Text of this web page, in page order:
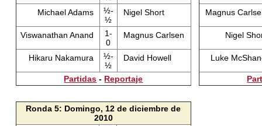
Michael Adams
½-
½
Nigel Short
Viswanathan Anand
1-
0
Magnus Carlsen
Hikaru Nakamura
½-
½
David Howell
Partidas - Reportaje
Magnus
Nigel
Luke
Ronda 5: Domingo, 12 de diciembre de
2010